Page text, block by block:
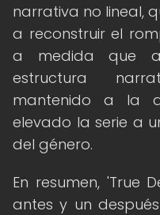
narrativa no lineal,
a reconstruir el
a medida que
estructura
mantenido a la
elevado la serie a
del género.
En resumen, 'True
antes y un